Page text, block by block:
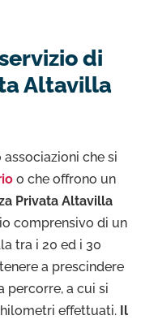
di
Altavilla
che si
o che offrono un
Privata Altavilla
comprensivo di un
tra i 20 ed i 30
a prescindere
percorre, a cui si
effettuati. Il